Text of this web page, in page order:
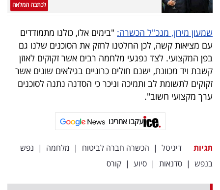
עקבו
אחרינו:
לכתבה המלאה
שמעון מירון, מנכ''ל הכשרה: "בימים אלו, כולנו מתמודדים
עם מציאות קשה, לכן החלטנו לחזק את הסוכנים שלנו גם
בפן המקצועי. לצד נפגעי מלחמה רבים אשר זקוקים לאוזן
קשבת ויד מכוונת, ישנם חולים כרוניים בגילאים שונים אשר
זקוקים לתשומת לב ותמיכה וניכר כי הסדנה נתנה לסוכנים
ערך מקצועי חשוב".
עקבו אחרינו
תגיות דיגיטל | הכשרה חברה לביטוח | מלחמה | נפש
בנפש | סדנאות | סיוע | קורס